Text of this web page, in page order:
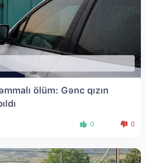
ölüm: Gənc qızın
0 0